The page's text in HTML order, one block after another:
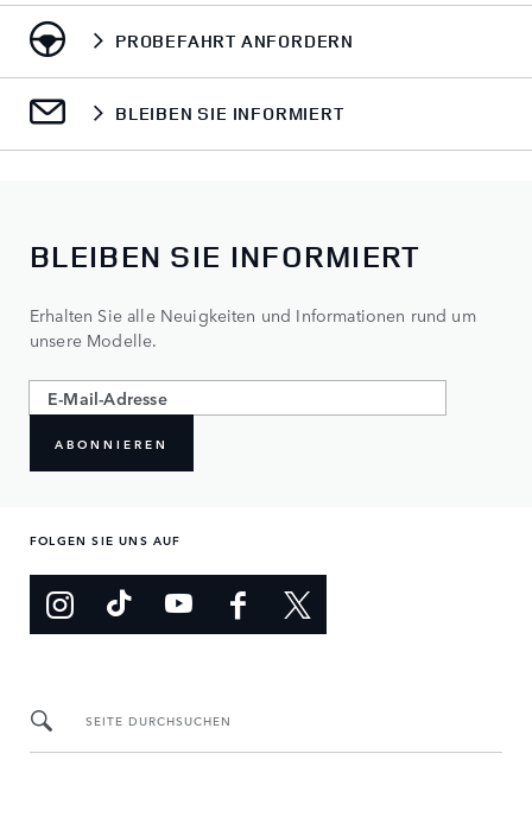
PROBEFAHRT ANFORDERN
BLEIBEN SIE INFORMIERT
BLEIBEN SIE INFORMIERT
Erhalten Sie alle Neuigkeiten und Informationen rund um
unsere Modelle.
ABONNIEREN
FOLGEN SIE UNS AUF
SEITE DURCHSUCHEN